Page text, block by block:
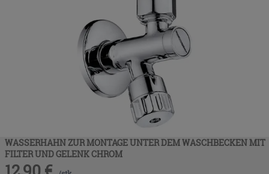
WASSERHAHN ZUR MONTAGE UNTER DEM WASCHBECKEN MIT
FILTER UND GELENK CHROM